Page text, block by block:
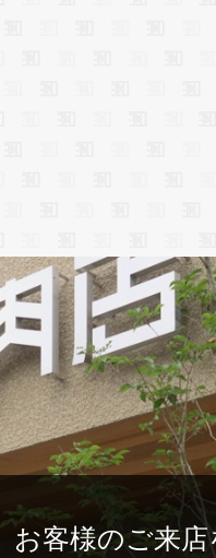
お客様のご来